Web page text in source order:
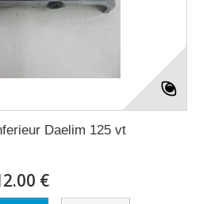
Daelim 125 vt
€